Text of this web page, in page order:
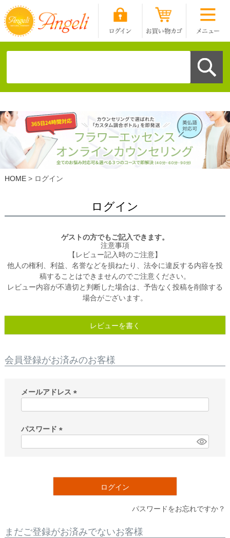
HOME ログイン
ログイン
ゲストの方でもご記入できます。
注意事項
【レビュー記入時のご注意】
他人の権利、利益、名誉などを損ねたり、法令に違反する内容を投
稿することはできませんのでご注意ください。
レビュー内容が不適切と判断した場合は、予告なく投稿を削除する
場合がございます。
レビューを書く
会員登録がお済みのお客様
メールアドレス
)
パスワード
ログイン
パスワードをお忘れですか？
まだご登録がお済みでないお客様